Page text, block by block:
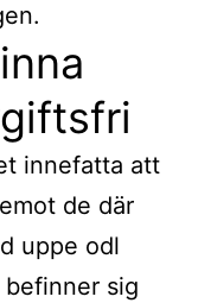
innefatta att
de där
uppe odl
sig